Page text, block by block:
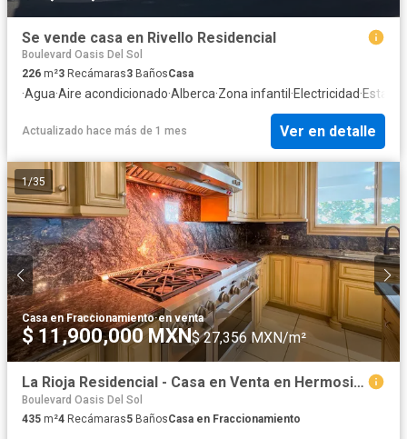
Se vende casa en Rivello Residencial
Boulevard Oasis Del Sol
226 m²3 Recámaras3 BañosCasa
·Agua·Aire acondicionado·Alberca·Zona infantil ·Electricidad·
Actualizado hace más de 1 mes Ver en detalle
1/35
Casa en Fraccionamiento·en venta
$ 11,900,000 MXN$ 27,356 MXN/m²
La Rioja Residencial - Casa en Venta en Hermosillo, Son.
Boulevard Oasis Del Sol
435 m²4 Recámaras5 BañosCasa en Fraccionamiento